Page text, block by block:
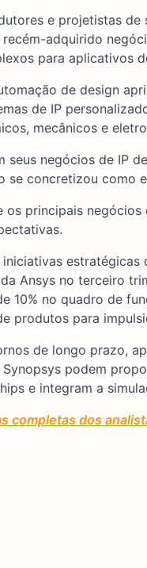
e projetistas
adquirido
para aplicativos
de design
de IP
mecânicos e
negócios de IP
se concretizou como
principais
Ansys no terceiro
10% no quadro de
produtos para
de longo prazo,
podem
e integram a
completas dos